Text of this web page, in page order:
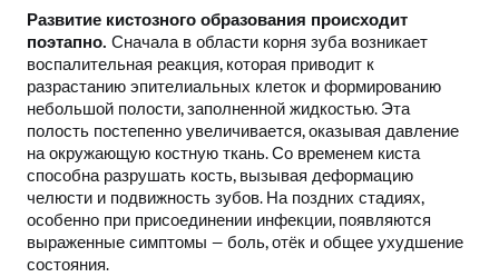
Развитие кистозного образования происходит
поэтапно. Сначала в области корня зуба возникает
воспалительная реакция, которая приводит к
разрастанию эпителиальных клеток и формированию
небольшой полости, заполненной жидкостью. Эта
полость постепенно увеличивается, оказывая давление
на окружающую костную ткань. Со временем киста
способна разрушать кость, вызывая деформацию
челюсти и подвижность зубов. На поздних стадиях,
особенно при присоединении инфекции, появляются
выраженные симптомы — боль, отёк и общее ухудшение
состояния.